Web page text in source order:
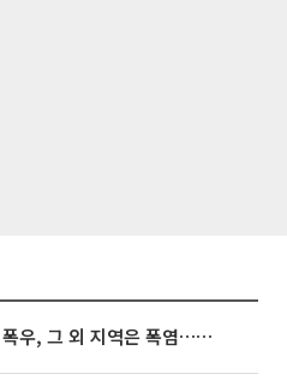
동해안은 시간당 80㎜ 폭우, 그 외 지역은 폭염…‘극과 극 날씨’